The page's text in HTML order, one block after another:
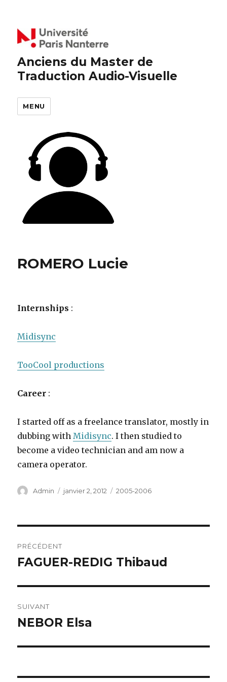
Anciens du Master de
Traduction Audio-Visuelle
MENU
ROMERO Lucie
Internships :
Midisync
TooCool productions
Career :
I started off as a freelance translator, mostly in
dubbing withMidisync. I then studied to
become a video technician and am now a
camera operator.
Auteur
Admin
Publié
janvier 2, 2012 Catégories
2005-2006
de
PRÉCÉDENT
Publication
FAGUER-REDIG Thibaud
SUIVANT
Publication
NEBOR Elsa